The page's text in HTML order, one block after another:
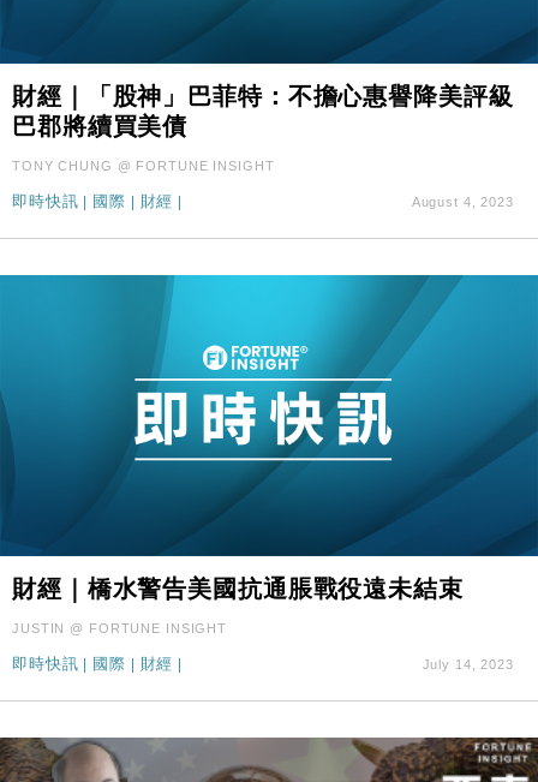
財經｜「股神」巴菲特：不擔心惠譽降美評級
巴郡將續買美債
TONY CHUNG @ FORTUNE INSIGHT
即時快訊 | 國際 | 財經 | August 4, 2023
財經｜橋水警告美國抗通脹戰役遠未結束
JUSTIN @ FORTUNE INSIGHT
即時快訊 國際 財經 July 14, 2023